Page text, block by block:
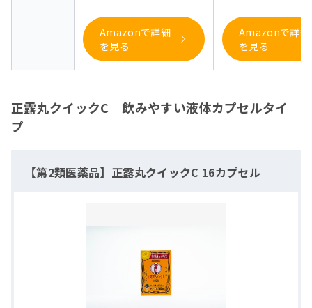
Amazonで詳細
を見る
Amazonで詳細
を見る
正露丸クイックC｜飲みやすい液体カプセルタイ
プ
【第2類医薬品】正露丸クイックC 16カプセル